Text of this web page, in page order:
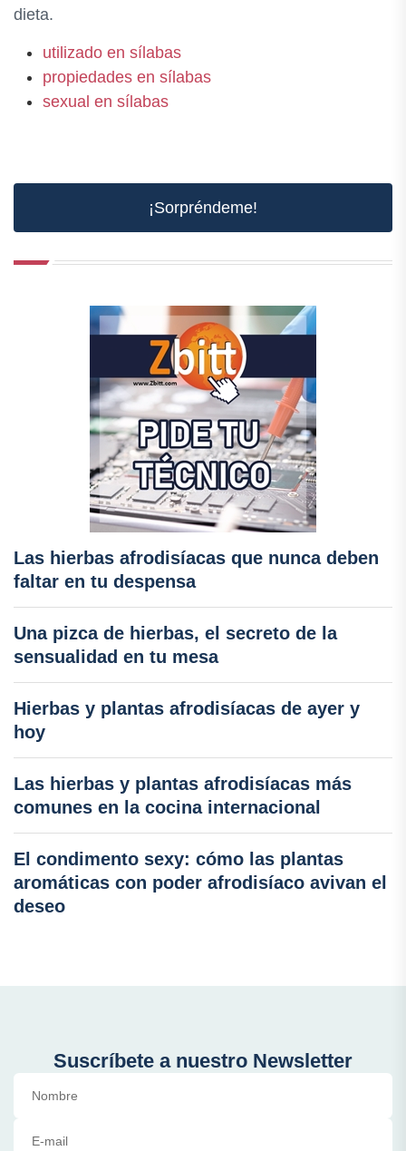
dieta.
utilizado en sílabas
propiedades en sílabas
sexual en sílabas
¡Sorpréndeme!
Las hierbas afrodisíacas que nunca deben
faltar en tu despensa
Una pizca de hierbas, el secreto de la
sensualidad en tu mesa
Hierbas y plantas afrodisíacas de ayer y
hoy
Las hierbas y plantas afrodisíacas más
comunes en la cocina internacional
El condimento sexy: cómo las plantas
aromáticas con poder afrodisíaco avivan el
deseo
Suscríbete a nuestro Newsletter